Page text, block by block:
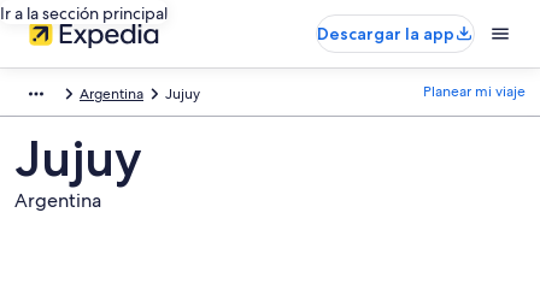
Ir a la sección principal
Descargar la app
Argentina Jujuy Planear mi viaje
Jujuy
Argentina